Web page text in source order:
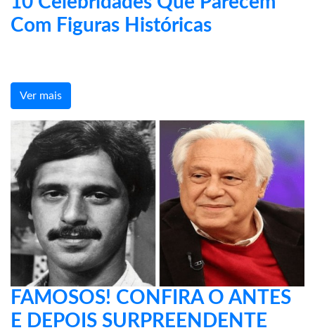
Com Figuras Históricas
Ver mais
FAMOSOS! CONFIRA O ANTES
E DEPOIS SURPREENDENTE